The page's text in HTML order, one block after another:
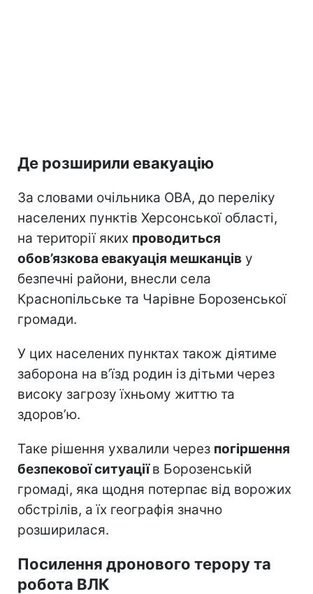
Де розширили евакуацію
За словами очільника ОВА, до переліку
населених пунктів Херсонської області,
на території яких проводиться
обов’язкова евакуація мешканців у
безпечні райони, внесли села
Краснопільське та Чарівне Борозенської
громади.
У цих населених пунктах також діятиме
заборона на в’їзд родин із дітьми через
високу загрозу їхньому життю та
здоров’ю.
Таке рішення ухвалили через погіршення
безпекової ситуаціїв Борозенській
громаді, яка щодня потерпає від ворожих
обстрілів, а їх географія значно
розширилася.
Посилення дронового терору та
робота ВЛК